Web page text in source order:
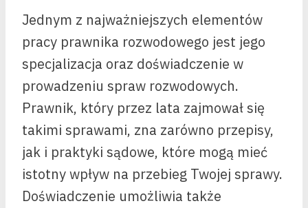
Jednym z najważniejszych elementów
pracy prawnika rozwodowego jest jego
specjalizacja oraz doświadczenie w
prowadzeniu spraw rozwodowych.
Prawnik, który przez lata zajmował się
takimi sprawami, zna zarówno przepisy,
jak i praktyki sądowe, które mogą mieć
istotny wpływ na przebieg Twojej sprawy.
Doświadczenie umożliwia także